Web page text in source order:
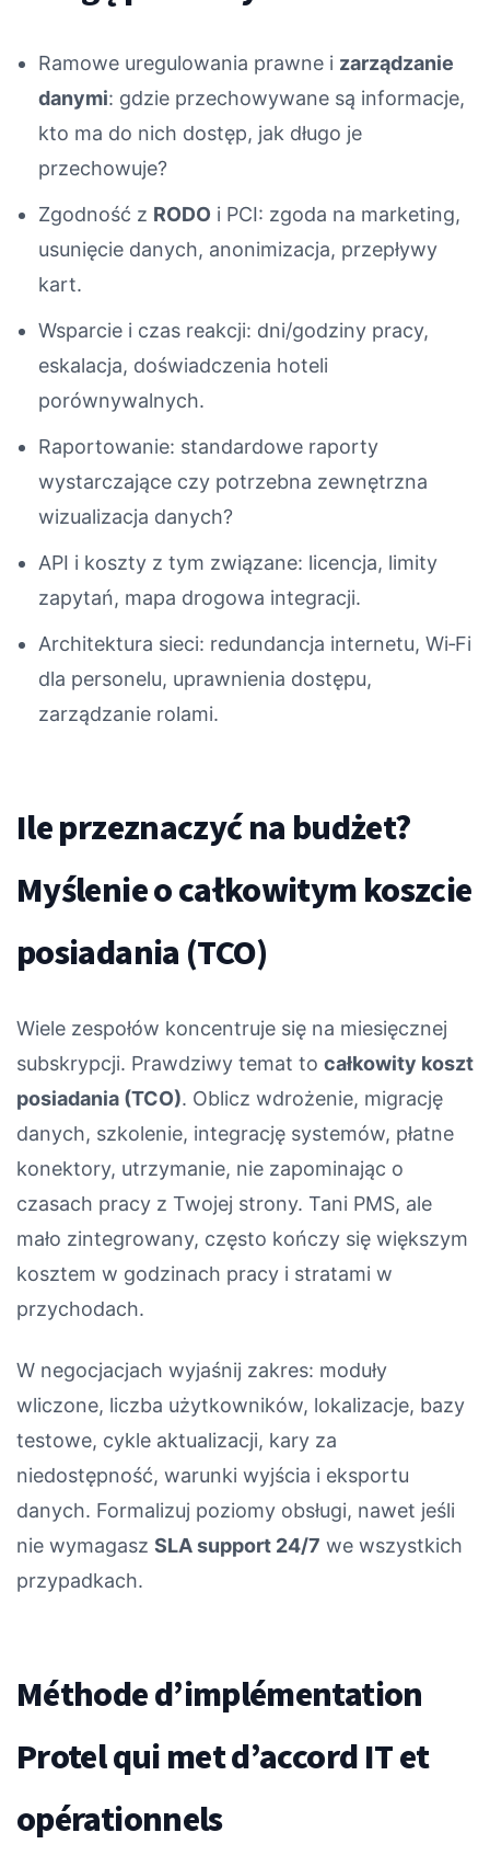
Ramowe uregulowania prawne i zarządzanie
danymi: gdzie przechowywane są informacje,
kto ma do nich dostęp, jak długo je
przechowuje?
Zgodność z RODO i PCI: zgoda na marketing,
usunięcie danych, anonimizacja, przepływy
kart.
Wsparcie i czas reakcji: dni/godziny pracy,
eskalacja, doświadczenia hoteli
porównywalnych.
Raportowanie: standardowe raporty
wystarczające czy potrzebna zewnętrzna
wizualizacja danych?
API i koszty z tym związane: licencja, limity
zapytań, mapa drogowa integracji.
Architektura sieci: redundancja internetu, Wi‑Fi
dla personelu, uprawnienia dostępu,
zarządzanie rolami.
Ile przeznaczyć na budżet?
Myślenie o całkowitym koszcie
posiadania (TCO)
Wiele zespołów koncentruje się na miesięcznej
subskrypcji. Prawdziwy temat to całkowity koszt
posiadania (TCO). Oblicz wdrożenie, migrację
danych, szkolenie, integrację systemów, płatne
konektory, utrzymanie, nie zapominając o
czasach pracy z Twojej strony. Tani PMS, ale
mało zintegrowany, często kończy się większym
kosztem w godzinach pracy i stratami w
przychodach.
W negocjacjach wyjaśnij zakres: moduły
wliczone, liczba użytkowników, lokalizacje, bazy
testowe, cykle aktualizacji, kary za
niedostępność, warunki wyjścia i eksportu
danych. Formalizuj poziomy obsługi, nawet jeśli
nie wymagasz SLA support 24/7 we wszystkich
przypadkach.
Méthode d’implémentation
Protel qui met d’accord IT et
opérationnels